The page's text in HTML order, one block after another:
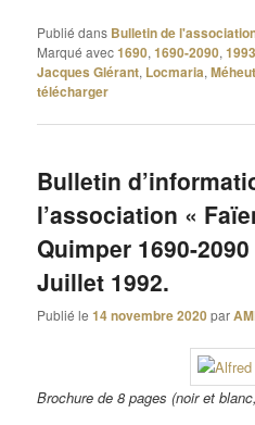
Publié dans Bulletin de
Marqué avec1690,1690-2090,1993
Jacques Glérant, Locmaria,Méheut
télécharger
Bulletin
l’association «
Quimper 1690-2090
Juillet 1992.
Publié le14 novembre 2020par
Brochure de 8 pages (noir et